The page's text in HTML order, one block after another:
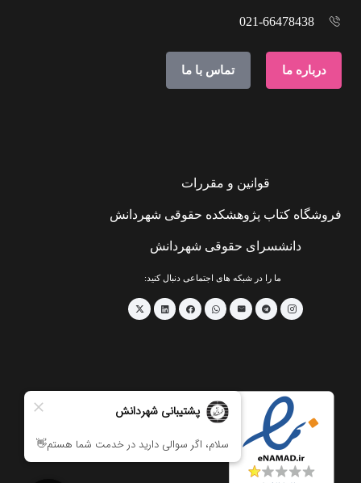
021-66478438
درباره ما تماس با ما
قوانین و مقررات
فروشگاه کتاب پژوهشکده حقوقی شهردانش
دانشسرای حقوقی شهردانش
ما را در شبکه های اجتماعی دنبال کنید: